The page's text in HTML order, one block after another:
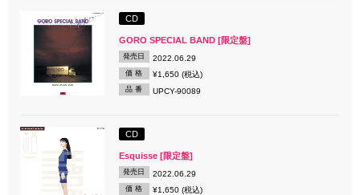
CD
GORO SPECIAL BAND [限定盤]
発売日 2022.06.29
価 格 ¥1,650 (税込)
品 番 UPCY-90089
CD
Esquisse [限定盤]
発売日 2022.06.29
価 格 ¥1,650 (税込)